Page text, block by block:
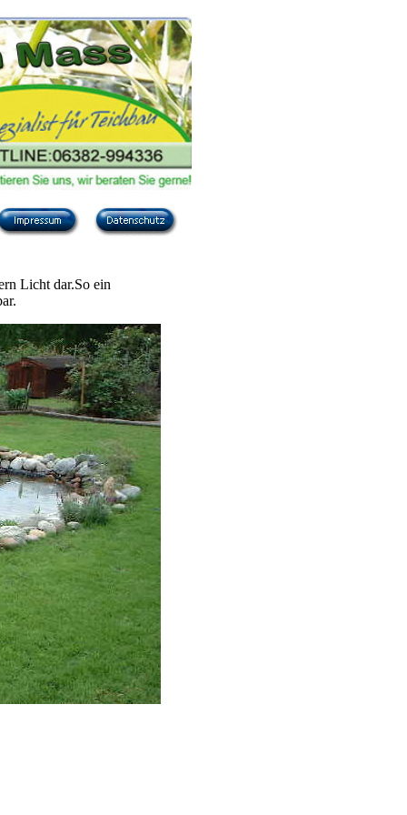
Licht dar.So ein